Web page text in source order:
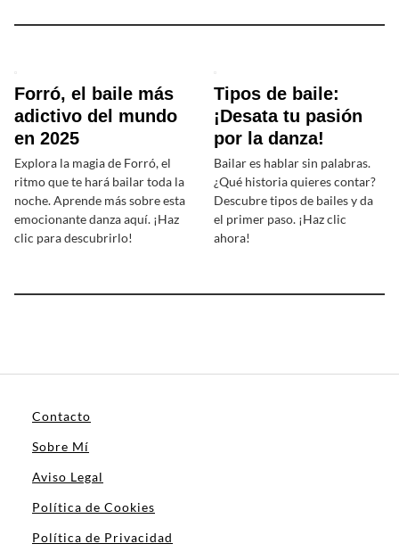
Forró, el baile más
adictivo del mundo
en 2025
Explora la magia de Forró, el
ritmo que te hará bailar toda la
noche. Aprende más sobre esta
emocionante danza aquí. ¡Haz
clic para descubrirlo!
Tipos de baile:
¡Desata tu pasión
por la danza!
Bailar es hablar sin palabras.
¿Qué historia quieres contar?
Descubre tipos de bailes y da
el primer paso. ¡Haz clic
ahora!
Contacto
Sobre Mí
Aviso Legal
Política de Cookies
Política de Privacidad